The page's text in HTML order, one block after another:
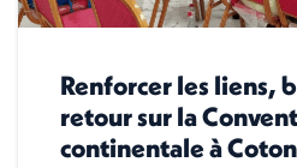
Renforcer les liens,
retour sur la
continentale à